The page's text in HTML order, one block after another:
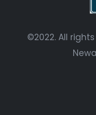
©2022. All